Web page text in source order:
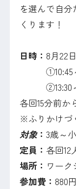
を選んで自
くります！
日時： 8月22
①10:45～
②13:30～
各回15分前か
※ふりかけづ
対象： 3歳～
定員： 各回12
場所： ワー
参加費： 880